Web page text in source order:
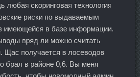
любая скоринговая технология
риски по выдаваемым
имеющейся в базе информации.
вряд ли можно считать
Щас получается в лосеводов
брал в районе 0,6. Вы меня